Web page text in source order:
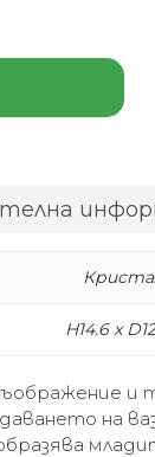
H14.6 x
и
на